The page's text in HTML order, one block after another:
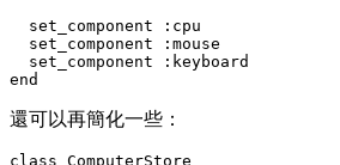
  set_component :cpu
  set_component :mouse
  set_component :keyboard
還可以再簡化一些：
class ComputerStore